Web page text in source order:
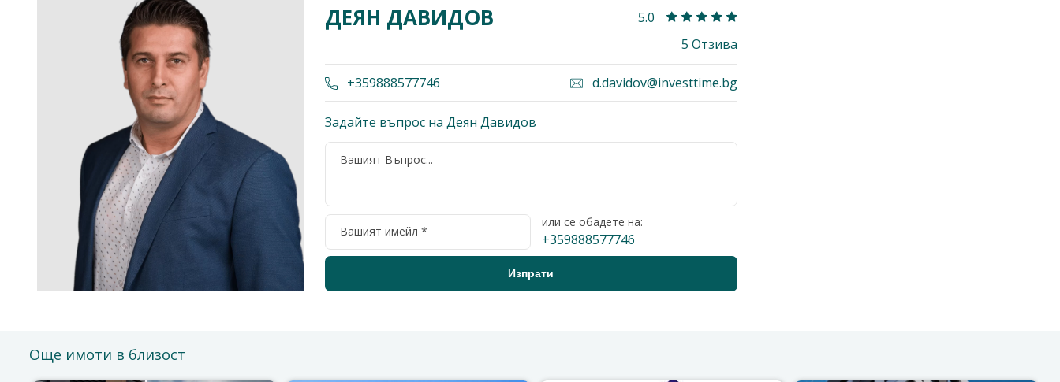
ДЕЯН ДАВИДОВ
5.0
5 Отзива
+359888577746 d.davidov@investtime.bg
Задайте въпрос на Деян Давидов
или се обадете на:
+359888577746
Още имоти в близост